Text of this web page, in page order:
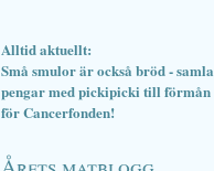
Alltid aktuellt:
Små smulor är också bröd - samla
pengar med pickipicki till förmån
för Cancerfonden!